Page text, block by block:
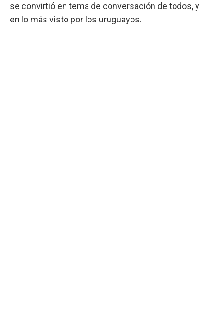
se convirtió en tema de conversación de todos, y
en lo más visto por los uruguayos.